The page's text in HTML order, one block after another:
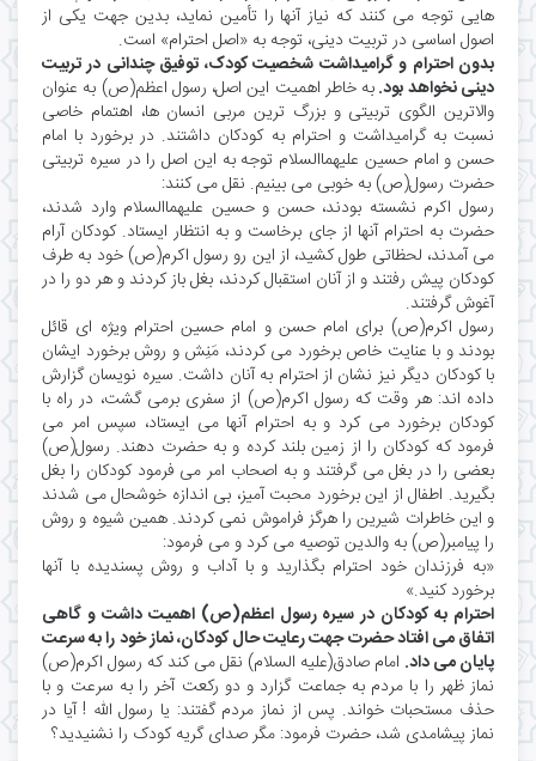
هایی توجه می کنند که نیاز آنها را تأمین نماید، بدین جهت یکی از
اصول اساسی در تربیت دینی، توجه به «اصل احترام» است.
بدون احترام و گرامیداشت شخصیت کودک، توفیق چندانی در تربیت
دینی نخواهد بود.به خاطر اهمیت این اصل، رسول اعظم(ص) به عنوان
والاترین الگوی تربیتی و بزرگ ترین مربی انسان ها، اهتمام خاصی
نسبت به گرامیداشت و احترام به کودکان داشتند. در برخورد با امام
حسن و امام حسین علیهماالسلام توجه به این اصل را در سیره تربیتی
حضرت رسول(ص) به خوبی می بینیم. نقل می کنند:
رسول اکرم نشسته بودند، حسن و حسین علیهماالسلام وارد شدند،
حضرت به احترام آنها از جای برخاست و به انتظار ایستاد. کودکان آرام
می آمدند، لحظاتی طول کشید، از این رو رسول اکرم(ص) خود به طرف
کودکان پیش رفتند و از آنان استقبال کردند، بغل باز کردند و هر دو را در
آغوش گرفتند.
رسول اکرم(ص) برای امام حسن و امام حسین احترام ویژه ای قائل
بودند و با عنایت خاص برخورد می کردند، مَنِش و روش برخورد ایشان
با کودکان دیگر نیز نشان از احترام به آنان داشت. سیره نویسان گزارش
داده اند: هر وقت که رسول اکرم(ص) از سفری برمی گشت، در راه با
کودکان برخورد می کرد و به احترام آنها می ایستاد، سپس امر می
فرمود که کودکان را از زمین بلند کرده و به حضرت دهند. رسول(ص)
بعضی را در بغل می گرفتند و به اصحاب امر می فرمود کودکان را بغل
بگیرید. اطفال از این برخورد محبت آمیز، بی اندازه خوشحال می شدند
و این خاطرات شیرین را هرگز فراموش نمی کردند. همین شیوه و روش
را پیامبر(ص) به والدین توصیه می کرد و می فرمود:
«به فرزندان خود احترام بگذارید و با آداب و روش پسندیده با آنها
برخورد کنید.»
احترام به کودکان در سیره رسول اعظم(ص) اهمیت داشت و گاهی
اتفاق می افتاد حضرت جهت رعایت حال کودکان، نماز خود را به سرعت
پایان می داد. امام صادق(علیه السلام) نقل می کند که رسول اکرم(ص)
نماز ظهر را با مردم به جماعت گزارد و دو رکعت آخر را به سرعت و با
حذف مستحبات خواند. پس از نماز مردم گفتند: یا رسول اللّه ! آیا در
نماز پیشامدی شد، حضرت فرمود: مگر صدای گریه کودک را نشنیدید؟